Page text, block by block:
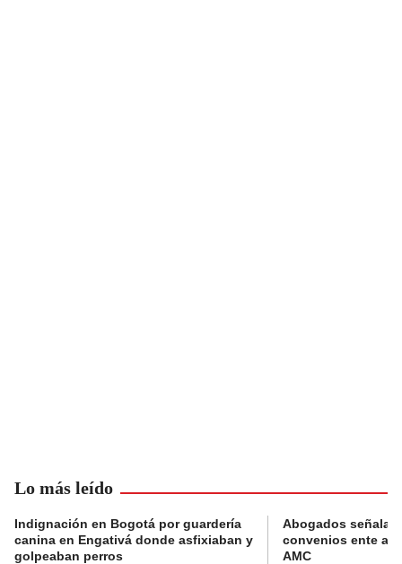
Lo más leído
Indignación en Bogotá por guardería
canina en Engativá donde asfixiaban y
golpeaban perros
Abogados
convenios ente
AMC